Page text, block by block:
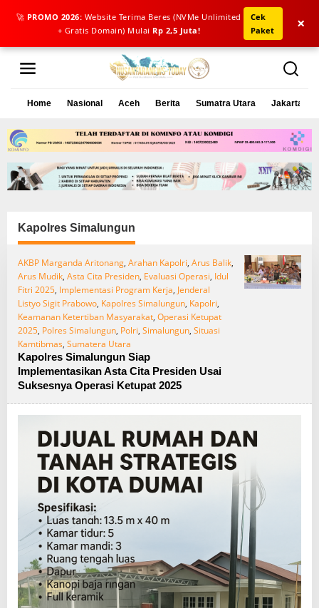
🚀 PROMO 2026: Website Terima Beres (NVMe Unlimited
+ Gratis Domain) Mulai Rp 2,5 Juta!
Cek
Paket
×
L
Home Nasional Aceh Berita Sumatra Utara Jakarta
Kapolres Simalungun
AKBP Marganda Aritonang, Arahan Kapolri, Arus Balik,
Arus Mudik, Asta Cita Presiden, Evaluasi Operasi, Idul
Fitri 2025, Implementasi Program Kerja, Jenderal
Listyo Sigit Prabowo, Kapolres Simalungun, Kapolri,
Keamanan Ketertiban Masyarakat, Operasi Ketupat
2025, Polres Simalungun, Polri, Simalungun, Situasi
Kamtibmas, Sumatera Utara
Kapolres Simalungun Siap
Implementasikan Asta Cita Presiden Usai
Suksesnya Operasi Ketupat 2025